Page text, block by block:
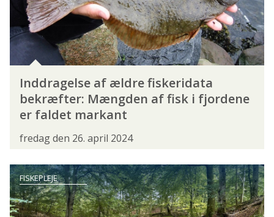
BEGYNDER EKSPERT JUNIORER
KVINDER LYSTFISKER MED ET HANDICAP
ORGANISATION
FISHING ZEALAND FISKEFINDERE
FISKERIPOLITISK UDVALG
Inddragelse af ældre fiskeridata
bekræfter: Mængden af fisk i fjordene
er faldet markant
fredag den 26. april 2024
FISKEPLEJE